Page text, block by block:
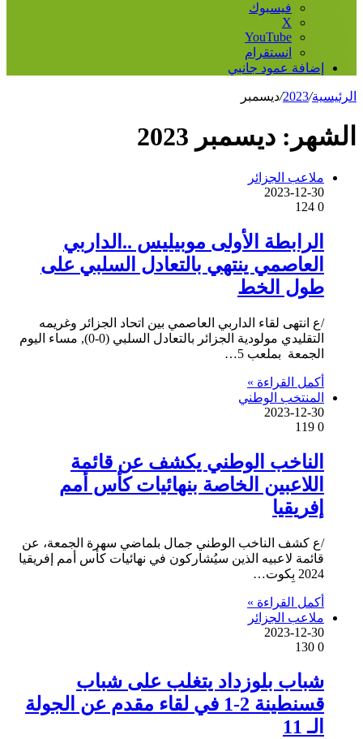
فيسبوك
‫X
‫YouTube
انستقرام
إضافة عمود جانبي
الرئيسية/
2023
/ديسمبر
الشهر: ديسمبر 2023
ملاعب الجزائر
2023-12-30
0
الرابطة الأولى موبيليس ..الداربي
العاصمي ينتهي بالتعادل السلبي على
طول الخط
/ع انتهى لقاء الداربي العاصمي بين اتحاد الجزائر وغريمه
التقليدي مولودية الجزائر بالتعادل السلبي (0-0), مساء اليوم
الجمعة بملعب 5…
أكمل القراءة »
المنتخب الوطني
2023-12-30
0
الناخب الوطني يكشف عن قائمة
اللاعبين الخاصة بنهائيات كأس أمم
إفريقيا
/ع كشف الناخب الوطني جمال بلماضي سهرة الجمعة، عن
قائمة لاعبيه الذين سيُشاركون في نهائيات كأس أمم إفريقيا
2024 بِكوت…
أكمل القراءة »
ملاعب الجزائر
2023-12-30
0
شباب بلوزداد يتغلب على شباب
قسنطينة 2-1 في لقاء مقدم عن الجولة
الـ 11